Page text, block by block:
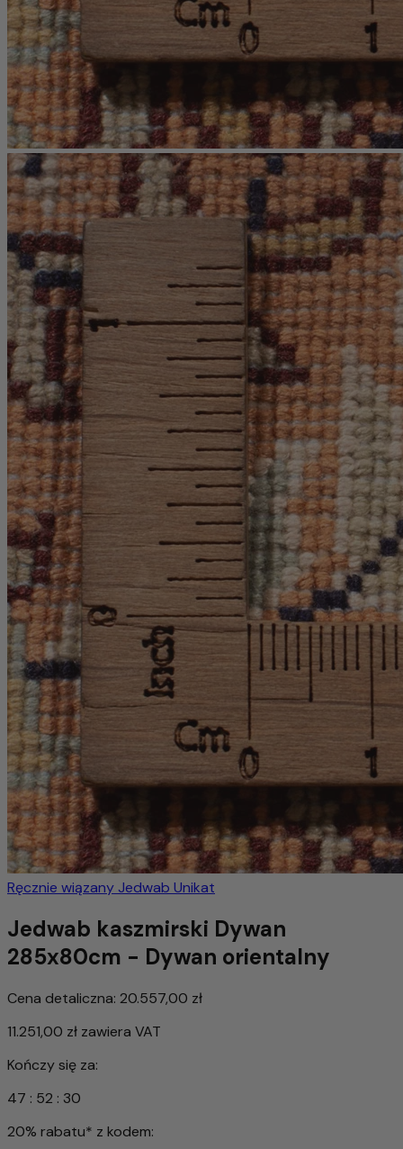
Ręcznie wiązany Jedwab Unikat
Jedwab kaszmirski Dywan
285x80cm - Dywan orientalny
Cena detaliczna: 20.557,00 zł
11.251,00 zł zawiera VAT
Kończy się za:
47 : 52 : 26
20% rabatu* z kodem: